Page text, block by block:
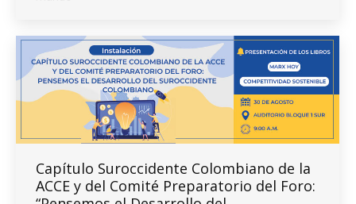
Capítulo Suroccidente Colombiano de la
ACCE y del Comité Preparatorio del Foro: